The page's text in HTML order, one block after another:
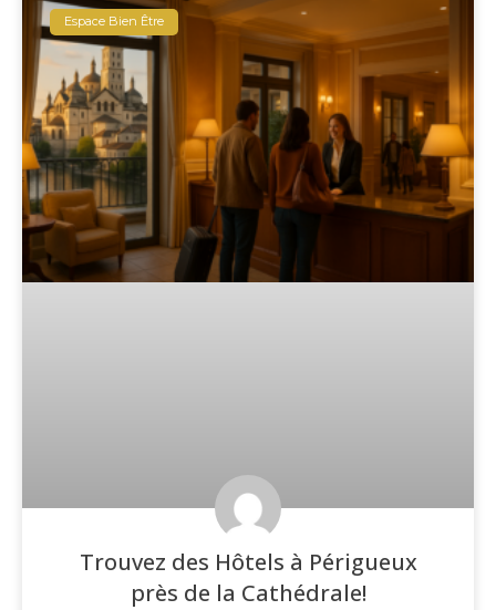
Espace Bien Être
Trouvez des Hôtels à Périgueux
près de la Cathédrale!